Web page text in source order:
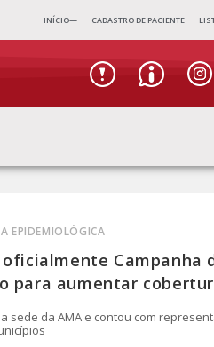
INÍCIO— CADASTRO DE PACIENTE
EPIDEMIOLÓGICA
Campanha
para aumentar
sede da AMA e contou com